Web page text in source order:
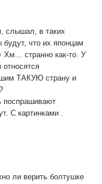
срочно принять
и
вопрос о
предательство
«не
за очередной
к новогоднему
«народу».
слышал, в таких
что их японцам
Хм… странно как-то. У
ТАКУЮ страну и
поспрашивают
С картинками .
ли верить болтушке